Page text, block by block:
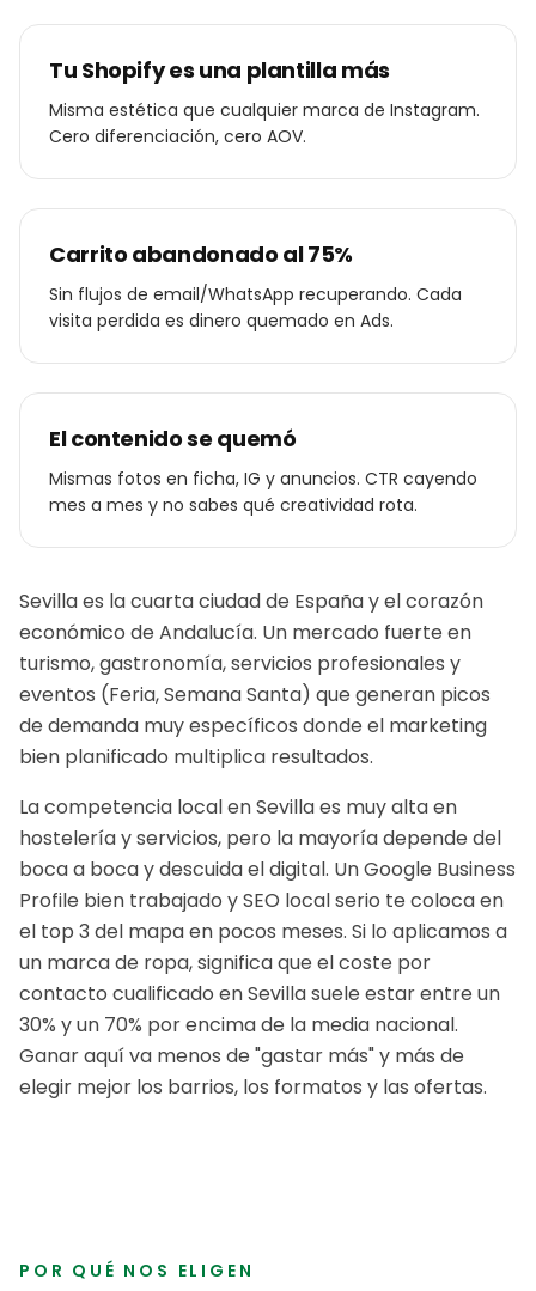
Tu Shopify es una plantilla más
Misma estética que cualquier marca de Instagram.
Cero diferenciación, cero AOV.
Carrito abandonado al 75%
Sin flujos de email/WhatsApp recuperando. Cada
visita perdida es dinero quemado en Ads.
El contenido se quemó
Mismas fotos en ficha, IG y anuncios. CTR cayendo
mes a mes y no sabes qué creatividad rota.
Sevilla es la cuarta ciudad de España y el corazón
económico de Andalucía. Un mercado fuerte en
turismo, gastronomía, servicios profesionales y
eventos (Feria, Semana Santa) que generan picos
de demanda muy específicos donde el marketing
bien planificado multiplica resultados.
La competencia local en Sevilla es muy alta en
hostelería y servicios, pero la mayoría depende del
boca a boca y descuida el digital. Un Google Business
Profile bien trabajado y SEO local serio te coloca en
el top 3 del mapa en pocos meses. Si lo aplicamos a
un marca de ropa, significa que el coste por
contacto cualificado enSevillasuele estar entre un
30% y un 70% por encima de la media nacional.
Ganar aquí va menos de "gastar más" y más de
elegir mejor los barrios, los formatos y las ofertas.
POR QUÉ NOS ELIGEN